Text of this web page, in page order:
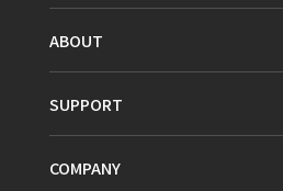
ABOUT
SUPPORT
COMPANY